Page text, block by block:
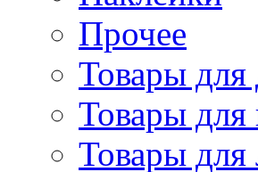
Прочее
Товары для
Товары для
Товары для